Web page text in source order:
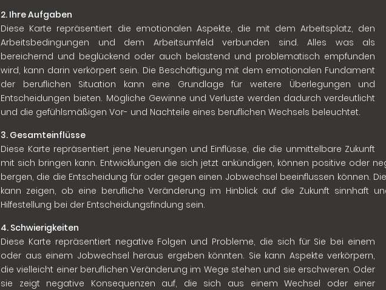
2. Ihre Aufgaben
Diese Karte repräsentiert die emotionalen Aspekte, die mit dem Arbeitsplatz, den
Arbeitsbedingungen und dem Arbeitsumfeld verbunden sind. Alles was als
bereichernd und beglückend oder auch belastend und problematisch empfunden
wird, kann darin verkörpert sein. Die Beschäftigung mit dem emotionalen Fundament
der beruflichen Situation kann eine Grundlage für weitere Überlegungen und
Entscheidungen bieten. Mögliche Gewinne und Verluste werden dadurch verdeutlicht
und die gefühlsmäßigen Vor- und Nachteile eines beruflichen Wechsels beleuchtet.
3. Gesamteinflüsse
Diese Karte repräsentiert jene Neuerungen und Einflüsse, die die unmittelbare Zukunft
mit sich bringen kann. Entwicklungen die sich jetzt ankündigen, können positive oder
bergen, die die Entscheidung für oder gegen einen Jobwechsel beeinflussen können.
kann zeigen, ob eine berufliche Veränderung im Hinblick auf die Zukunft sinnhaft
Hilfestellung bei der Entscheidungsfindung sein.
4. Schwierigkeiten
Diese Karte repräsentiert negative Folgen und Probleme, die sich für Sie bei einem
oder aus einem Jobwechsel heraus ergeben könnten. Sie kann Aspekte verkörpern,
die vielleicht einer beruflichen Veränderung im Wege stehen und sie erschweren. Oder
sie zeigt negative Konsequenzen auf, die sich aus einem Wechsel oder einer